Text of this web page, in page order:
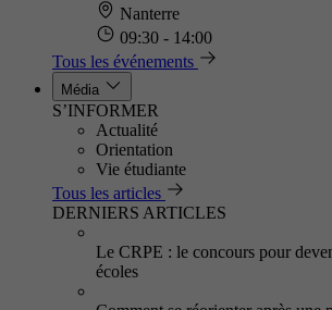
Nanterre
09:30 - 14:00
Tous les événements
Média
S’INFORMER
Actualité
Orientation
Vie étudiante
Tous les articles
DERNIERS ARTICLES
Le CRPE : le concours pour
écoles